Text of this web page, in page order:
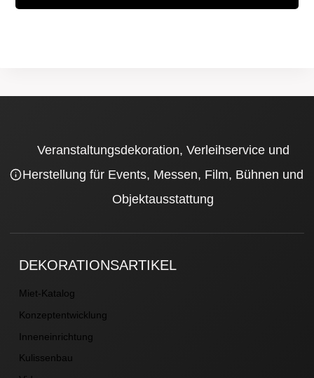
Veranstaltungsdekoration, Verleihservice und
Herstellung für Events, Messen, Film, Bühnen und
Objektausstattung
DEKORATIONSARTIKEL
Miet-Katalog
Konzeptentwicklung
Inneneinrichtung
Kulissenbau